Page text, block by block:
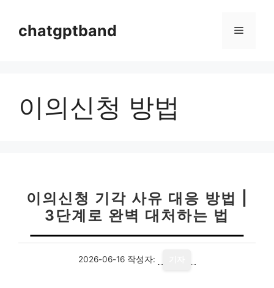
chatgptband 메
이의신청 방법
이의신청 기각 사유 대응 방법 |
3단계로 완벽 대처하는 법
2026-06-16 작성자: